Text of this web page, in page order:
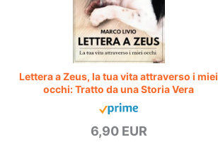
Lettera a Zeus, la tua vita attraverso i miei
occhi: Tratto da una Storia Vera
6,90 EUR